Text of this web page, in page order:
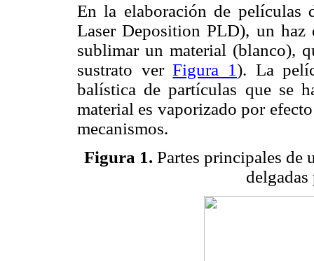
En la elaboración de películas
Laser Deposition PLD), un haz
sublimar un material (blanco),
sustrato verFigura 1). La
balística de partículas que se
material es vaporizado por
mecanismos.
Figura 1. Partes principales de